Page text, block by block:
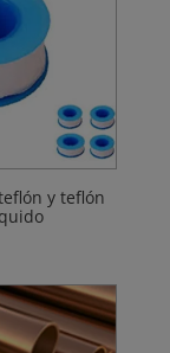
y teflón